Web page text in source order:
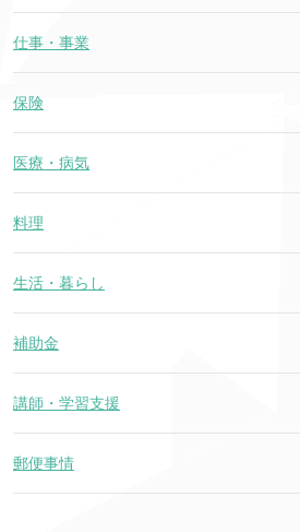
仕事・事業
保険
医療・病気
料理
生活・暮らし
補助金
講師・学習支援
郵便事情